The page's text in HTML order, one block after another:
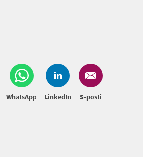
WhatsApp LinkedIn S-posti